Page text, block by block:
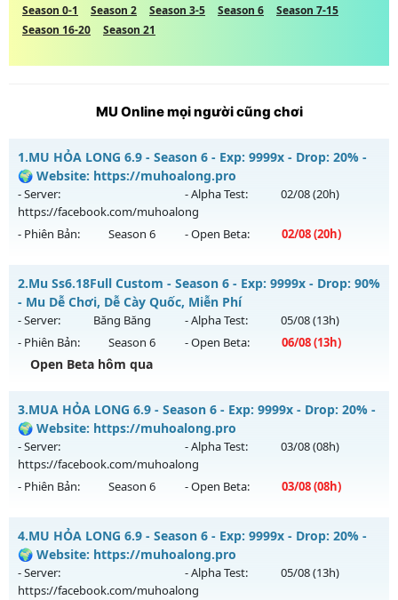
Season 0-1 Season 2 Season 3-5 Season 6
Season 7-15
Season 16-20
Season 21
MU Online mọi người cũng chơi
1.MU HỎA LONG 6.9 - Season 6 - Exp: 9999x - Drop: 20% -
🌍 Website: https://muhoalong.pro
- Server:
https://facebook.com/muhoalong
- Alpha Test: 02/08(20h)
- Phiên Bản: Season 6 - Open Beta: 02/08(20h)
MU HỎA LONG 6.9 - 🌍 Website: https://muhoalong.pro
Mu mới ra tháng 08 2026 - Mở máy chủ
https://facebook.com/muhoalongvào 20h ngày
02/08/2626
Exp: 9999x - Drop: 20%
Thể loại: Mu Nguyên bản Webzen
Antihack: XShield
2.Mu Ss6.18Full Custom - Season 6 - Exp: 9999x - Drop: 90%
- Mu Dễ Chơi, Dễ Cày Quốc, Miễn Phí
- Server: Băng Băng - Alpha Test: 05/08(13h)
- Phiên Bản:
Season 6 - Open Beta: 06/08(13h)
Open Beta hôm qua
Mu Ss6.18Full Custom - Mu Dễ Chơi, Dễ Cày Quốc, Miễn Phí
Mu mới ra tháng 08 2026 - Mở máy chủ
ngày 06/08/2626
Exp: 9999x - Drop: 90%
Thể loại: Mu Custom thêm đồ mới
Antihack: Gold dragon
3.MUA HỎA LONG 6.9 - Season 6 - Exp: 9999x - Drop: 20% -
🌍 Website: https://muhoalong.pro
- Server:
https://facebook.com/muhoalong
- Alpha Test: 03/08(08h)
- Phiên Bản: Season 6 - Open Beta: 03/08(08h)
MUA HỎA LONG 6.9 - 🌍 Website: https://muhoalong.pro
Mu mới ra tháng 08 2026 - Mở máy chủ
https://facebook.com/muhoalongvào 08h ngày
03/08/2626
4.MU HỎA LONG 6.9 - Season 6 - Exp: 9999x - Drop: 20% -
🌍 Website: https://muhoalong.pro
- Server:
https://facebook.com/muhoalong
- Alpha Test: 05/08(13h)